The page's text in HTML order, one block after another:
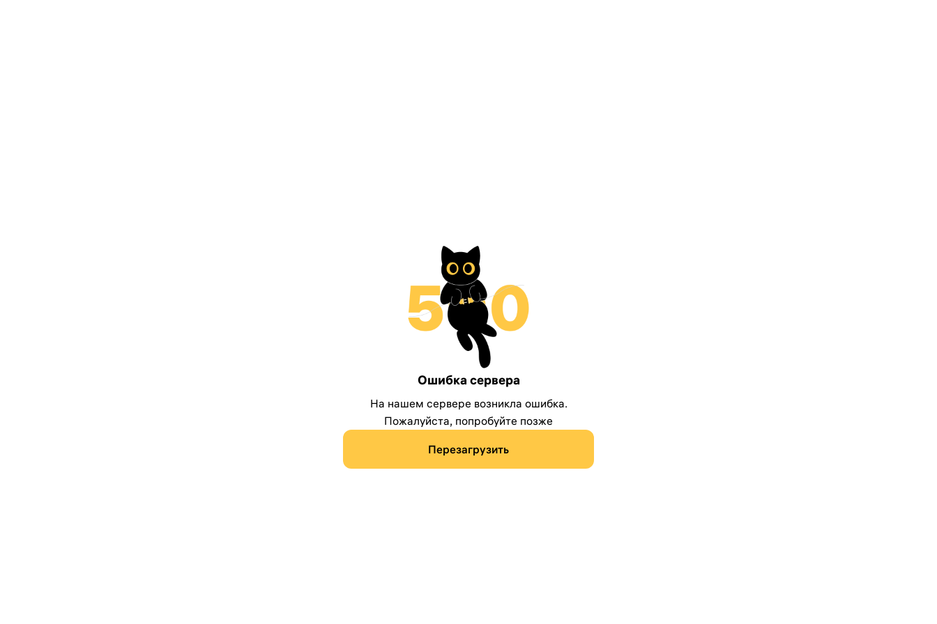
Ошибка сервера
На нашем сервере возникла ошибка.
Пожалуйста, попробуйте позже
Перезагрузить